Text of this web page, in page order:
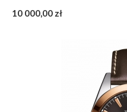
10 000,00 zł